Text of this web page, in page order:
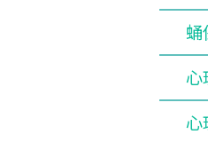
蛹
心
心